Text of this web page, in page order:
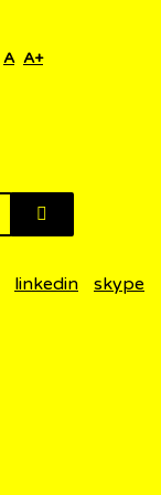
A A+
linkedin skype